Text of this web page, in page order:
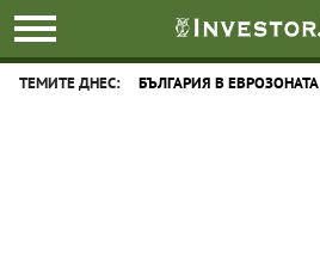
ТЕМИТЕ ДНЕС: БЪЛГАРИЯ В ЕВРОЗОНАТА